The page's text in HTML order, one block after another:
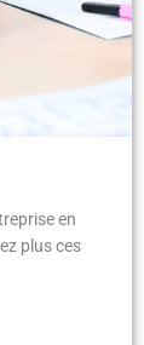
en
plus ces